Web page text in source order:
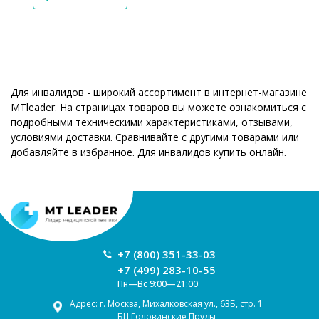
Для инвалидов - широкий ассортимент в интернет-магазине
MTleader. На страницах товаров вы можете ознакомиться с
подробными техническими характеристиками, отзывами,
условиями доставки. Сравнивайте с другими товарами или
добавляйте в избранное. Для инвалидов купить онлайн.
+7 (800) 351-33-03
+7 (499) 283-10-55
Пн—Вс 9:00—21:00
Адрес: г. Москва, Михалковская ул., 63Б, стр. 1
БЦ Головинские Пруды